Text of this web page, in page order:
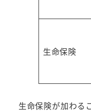
生命保険
生命保険が加わる